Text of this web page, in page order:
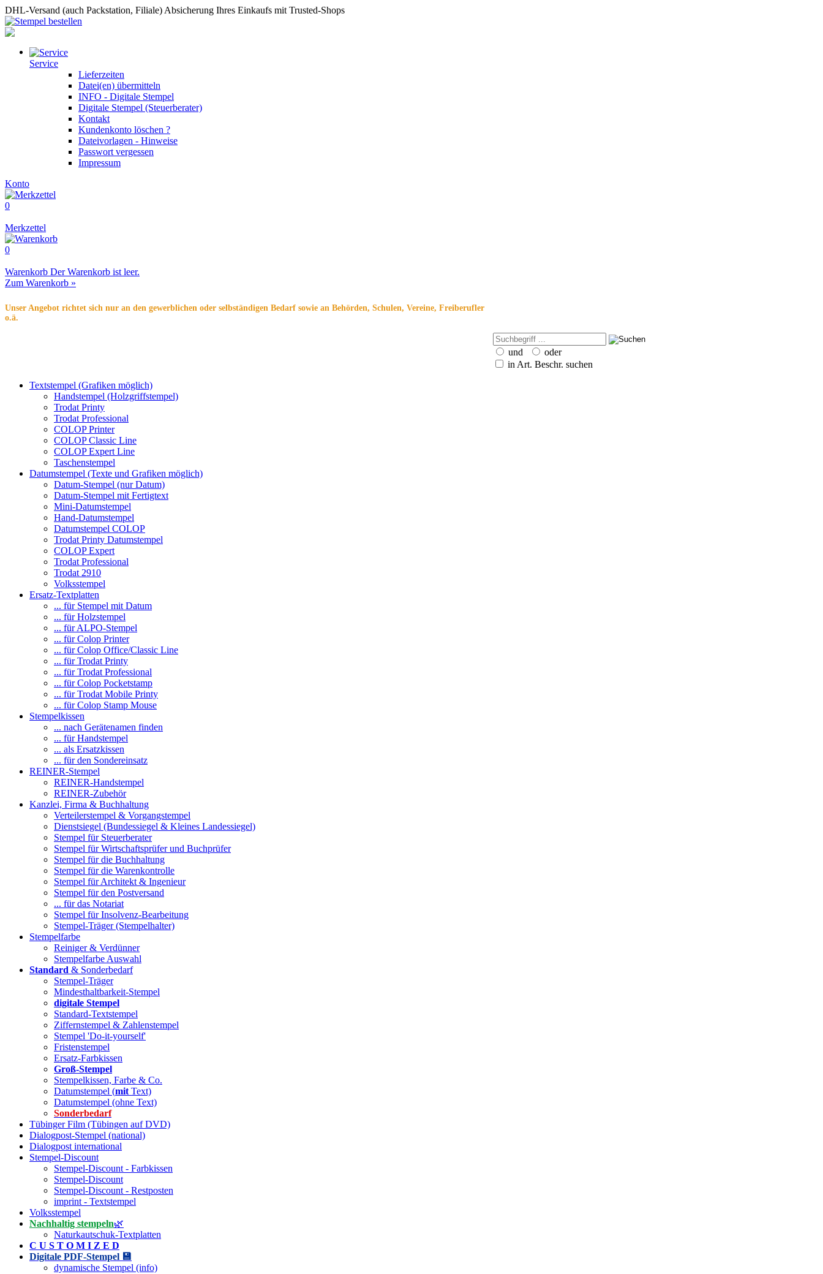
DHL-Versand (auch Packstation, Filiale) Absicherung Ihres Einkaufs mit Trusted-Shops
Service
Lieferzeiten
Datei(en) übermitteln
INFO - Digitale Stempel
Digitale Stempel (Steuerberater)
Kontakt
Kundenkonto löschen ?
Dateivorlagen - Hinweise
Passwort vergessen
Impressum
Konto
0
Merkzettel
0
Warenkorb Der Warenkorb ist leer.
Zum Warenkorb »
Unser Angebot richtet sich nur an den gewerblichen oder selbständigen Bedarf sowie an Behörden, Schulen, Vereine, Freiberufler
o.ä.
und
oder
in Art. Beschr. suchen
Textstempel (Grafiken möglich)
Handstempel (Holzgriffstempel)
Trodat Printy
Trodat Professional
COLOP Printer
COLOP Classic Line
COLOP Expert Line
Taschenstempel
Datumstempel (Texte und Grafiken möglich)
Datum-Stempel (nur Datum)
Datum-Stempel mit Fertigtext
Mini-Datumstempel
Hand-Datumstempel
Datumstempel COLOP
Trodat Printy Datumstempel
COLOP Expert
Trodat Professional
Trodat 2910
Volksstempel
Ersatz-Textplatten
... für Stempel mit Datum
... für Holzstempel
... für ALPO-Stempel
... für Colop Printer
... für Colop Office/Classic Line
... für Trodat Printy
... für Trodat Professional
... für Colop Pocketstamp
... für Trodat Mobile Printy
... für Colop Stamp Mouse
Stempelkissen
... nach Gerätenamen finden
... für Handstempel
... als Ersatzkissen
... für den Sondereinsatz
REINER-Stempel
REINER-Handstempel
REINER-Zubehör
Kanzlei, Firma & Buchhaltung
Verteilerstempel & Vorgangstempel
Dienstsiegel (Bundessiegel & Kleines Landessiegel)
Stempel für Steuerberater
Stempel für Wirtschaftsprüfer und Buchprüfer
Stempel für die Buchhaltung
Stempel für die Warenkontrolle
Stempel für Architekt & Ingenieur
Stempel für den Postversand
... für das Notariat
Stempel für Insolvenz-Bearbeitung
Stempel-Träger (Stempelhalter)
Stempelfarbe
Reiniger & Verdünner
Stempelfarbe Auswahl
Standard & Sonderbedarf
Stempel-Träger
Mindesthaltbarkeit-Stempel
digitale Stempel
Standard-Textstempel
Ziffernstempel & Zahlenstempel
Stempel 'Do-it-yourself'
Fristenstempel
Ersatz-Farbkissen
Groß-Stempel
Stempelkissen, Farbe & Co.
Datumstempel (mit Text)
Datumstempel (ohne Text)
Sonderbedarf
Tübinger Film (Tübingen auf DVD)
Dialogpost-Stempel (national)
Dialogpost international
Stempel-Discount
Stempel-Discount - Farbkissen
Stempel-Discount
Stempel-Discount - Restposten
imprint - Textstempel
Volksstempel
Nachhaltig stempeln🌿
Naturkautschuk-Textplatten
C U S T O M I Z E D
Digitale PDF-Stempel 💾
dynamische Stempel (info)